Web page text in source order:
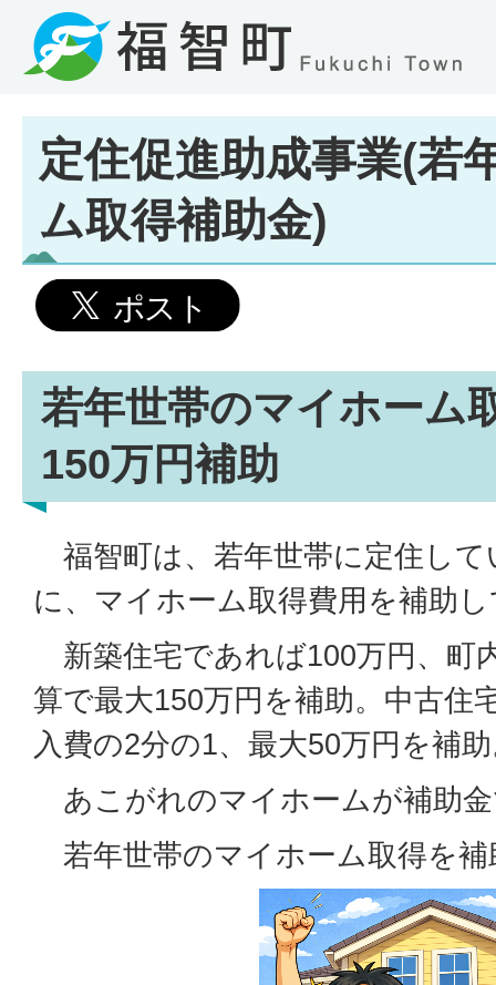
定住促進助成事業(若
ム取得補助金)
若年世帯のマイホーム
150万円補助
福智町は、若年世帯に定住し
に、マイホーム取得費用を補助
新築住宅であれば100万円、町
算で最大150万円を補助。中古住
入費の2分の1、最大50万円を補
あこがれのマイホームが補助
若年世帯のマイホーム取得を